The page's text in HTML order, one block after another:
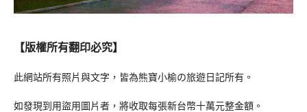
【版權所有翻印必究】
此網站所有照片與文字，皆為熊寶小榆の旅遊日記所有。
如發現到用盜用圖片者，將收取每張新台幣十萬元整金額。